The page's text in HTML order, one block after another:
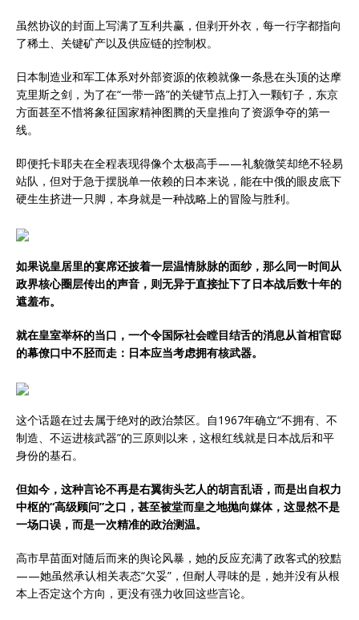
虽然协议的封面上写满了互利共赢，但剥开外衣，每一行字都指向
了稀土、关键矿产以及供应链的控制权。
日本制造业和军工体系对外部资源的依赖就像一条悬在头顶的达摩
克里斯之剑，为了在“一带一路”的关键节点上打入一颗钉子，东京
方面甚至不惜将象征国家精神图腾的天皇推向了资源争夺的第一
线。
即便托卡耶夫在全程表现得像个太极高手——礼貌微笑却绝不轻易
站队，但对于急于摆脱单一依赖的日本来说，能在中俄的眼皮底下
硬生生挤进一只脚，本身就是一种战略上的冒险与胜利。
如果说皇居里的宴席还披着一层温情脉脉的面纱，那么同一时间从
政界核心圈层传出的声音，则无异于直接扯下了日本战后数十年的
遮羞布。
就在皇室举杯的当口，一个令国际社会瞠目结舌的消息从首相官邸
的幕僚口中不胫而走：日本应当考虑拥有核武器。
这个话题在过去属于绝对的政治禁区。自1967年确立“不拥有、不
制造、不运进核武器”的三原则以来，这根红线就是日本战后和平
身份的基石。
但如今，这种言论不再是右翼街头艺人的胡言乱语，而是出自权力
中枢的“高级顾问”之口，甚至被堂而皇之地抛向媒体，这显然不是
一场口误，而是一次精准的政治测温。
高市早苗面对随后而来的舆论风暴，她的反应充满了政客式的狡黠
——她虽然承认相关表态“欠妥”，但耐人寻味的是，她并没有从根
本上否定这个方向，更没有强力收回这些言论。